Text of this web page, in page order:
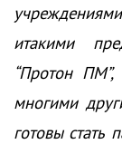
итакими
“Протон ПМ”,
многими
готовы стать